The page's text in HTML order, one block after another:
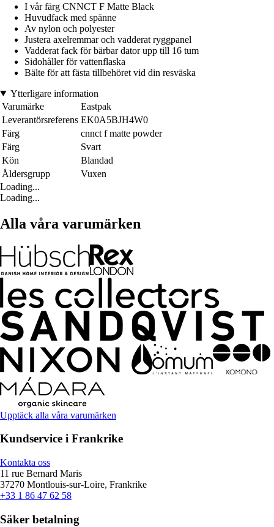
I vår färg CNNCT F Matte Black
Huvudfack med spänne
Av nylon och polyester
Justera axelremmar och vadderat ryggpanel
Vadderat fack för bärbar dator upp till 16 tum
Sidohåller för vattenflaska
Bälte för att fästa tillbehöret vid din resväska
Ytterligare information
Varumärke
Eastpak
Leverantörsreferens EK0A5BJH4W0
Färg
cnnct f matte powder
Färg
Svart
Kön
Blandad
Åldersgrupp
Vuxen
Loading...
Loading...
Alla våra varumärken
Upptäck alla våra varumärken
Kundservice i Frankrike
Kontakta oss
11 rue Bernard Maris
37270 Montlouis-sur-Loire, Frankrike
+33 1 86 47 62 58
Säker betalning